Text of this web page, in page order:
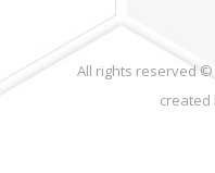
All rights reserved ©
created